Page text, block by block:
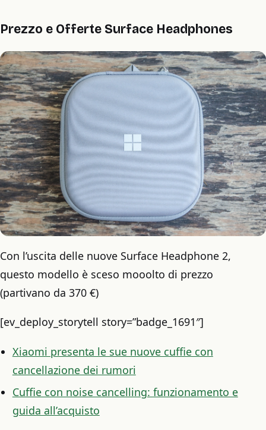
Prezzo e Offerte Surface Headphones
Con l’uscita delle nuove Surface Headphone 2,
questo modello è sceso mooolto di prezzo
(partivano da 370 €)
[ev_deploy_storytell story=”badge_1691″]
Xiaomi presenta le sue nuove cuffie con
cancellazione dei rumori
Cuffie con noise cancelling: funzionamento e
guida all’acquisto